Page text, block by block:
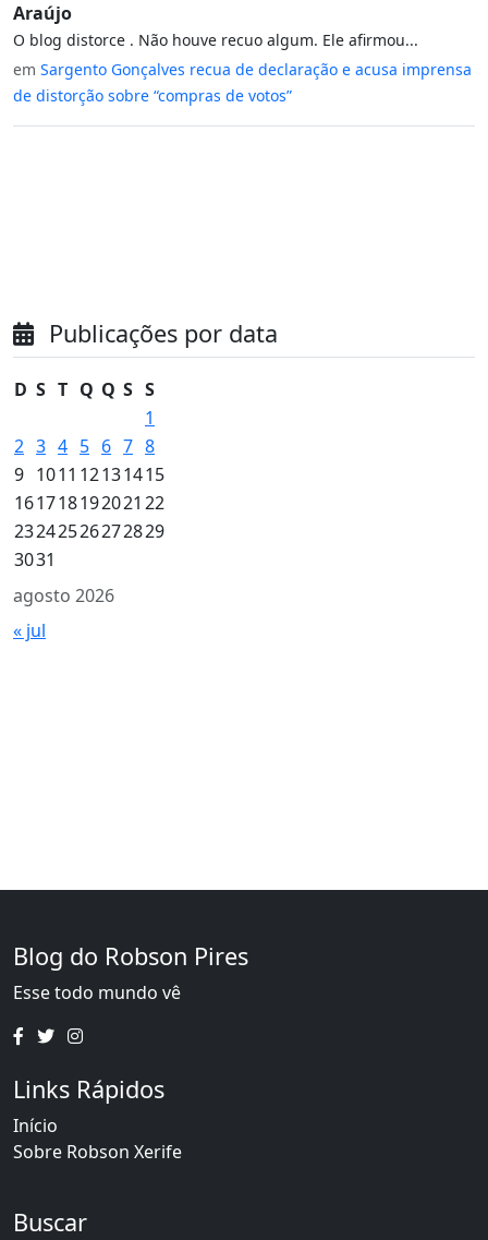
Araújo
O blog distorce . Não houve recuo algum. Ele afirmou...
em Sargento Gonçalves recua de declaração e acusa imprensa
de distorção sobre “compras de votos”
Publicações por data
agosto 2026
D S T Q Q S S
1
2 3 4 5 6 7 8
9 1011 12131415
161718192021 22
23242526272829
3031
« jul
Blog do Robson Pires
Esse todo mundo vê
Links Rápidos
Início
Sobre Robson Xerife
Buscar